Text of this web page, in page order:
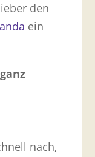
den
ein
nach,